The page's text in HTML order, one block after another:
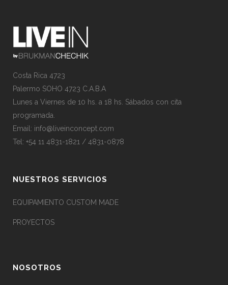
Costa Rica 4723
Palermo SOHO 4723 C.A.B.A
Lunes a Viernes de 10 hs. a 18 hs. Sábados con cita
programada.
Email: info@liveinconcept.com
Tel: +54 11 4831-1821 / 4831-0878
NUESTROS SERVICIOS
EQUIPAMIENTO CUSTOM MADE
PROYECTOS
NOSOTROS